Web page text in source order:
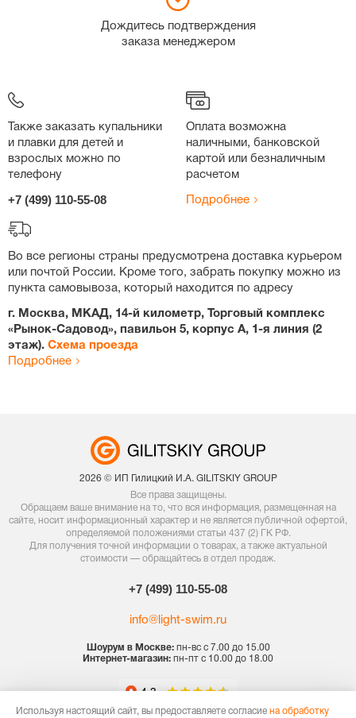
Дождитесь подтверждения
заказа менеджером
Также заказать купальники
и плавки для детей и
взрослых можно по
телефону
+7 (499) 110-55-08
Оплата возможна
наличными, банковской
картой или безналичным
расчетом
Подробнее
Во все регионы страны предусмотрена доставка курьером
или почтой России. Кроме того, забрать покупку можно из
пункта самовывоза, который находится по адресу
г. Москва, МКАД, 14-й километр, Торговый комплекс
«Рынок-Садовод», павильон 5, корпус А, 1-я линия (2
этаж). Схема проезда
Подробнее
2026 © ИП Гилицкий И.А. GILITSKIY GROUP
Все права защищены.
Обращаем ваше внимание на то, что вся информация, размещенная на
сайте, носит информационный характер и не является публичной офертой,
определяемой положениями статьи 437 (2) ГК РФ.
Для получения точной информации о товарах, а также актуальной
стоимости — обращайтесь в отдел продаж.
+7 (499) 110-55-08
info@light-swim.ru
Шоурум в Москве:пн-вс с 7.00 до 15.00
Интернет-магазин: пн-пт с 10.00 до 18.00
Используя настоящий сайт, вы предоставляете согласие на обработку